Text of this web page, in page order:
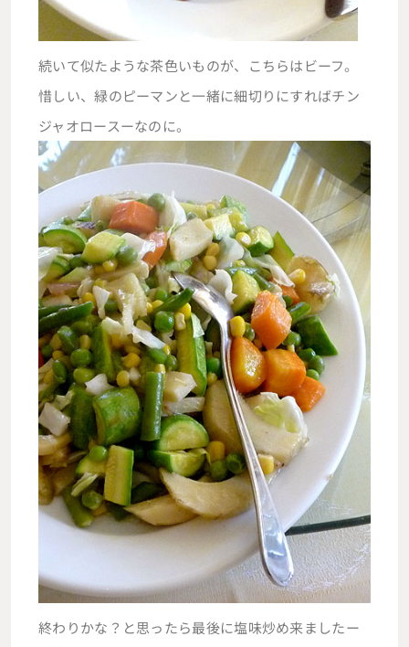
続いて似たような茶色いものが、こちらはビーフ。
惜しい、緑のピーマンと一緒に細切りにすればチン
ジャオロースーなのに。
終わりかな？と思ったら最後に塩味炒め来ましたー